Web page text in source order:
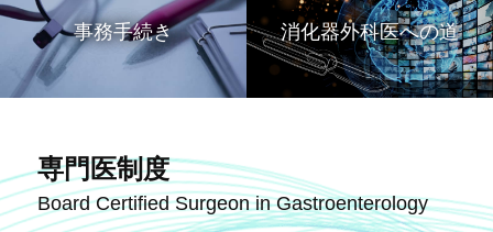
事務手続き 消化器外科医への道
専門医制度
Board Certified Surgeon in Gastroenterology